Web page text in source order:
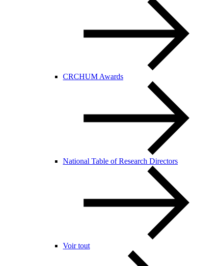
CRCHUM Awards
National Table of Research Directors
Voir tout